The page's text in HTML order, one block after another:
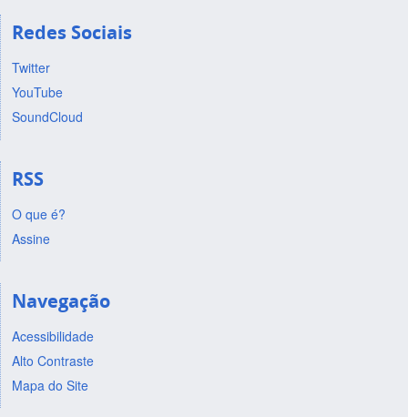
Redes Sociais
Twitter
YouTube
SoundCloud
RSS
O que é?
Assine
Navegação
Acessibilidade
Alto Contraste
Mapa do Site